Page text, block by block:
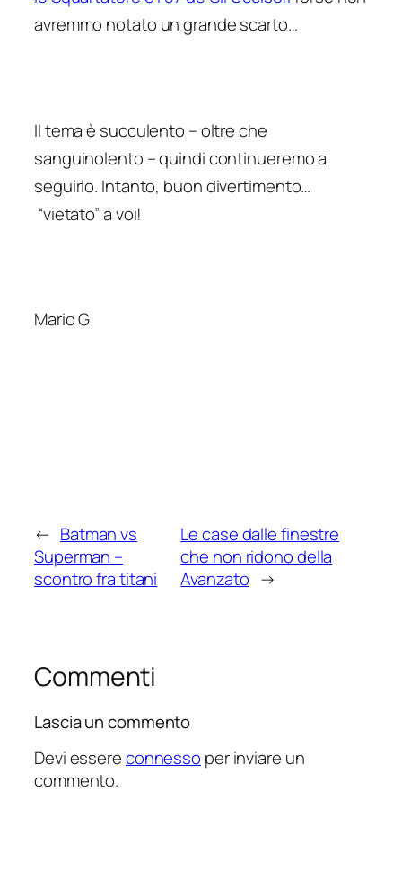
avremmo notato un grande scarto…
Il tema è succulento – oltre che
sanguinolento – quindi continueremo a
seguirlo. Intanto, buon divertimento…
“vietato” a voi!
Mario G
← Batman vs
Superman –
scontro fra titani
Le case dalle finestre
che non ridono della
Avanzato →
Commenti
Lascia un commento
Devi essereconnesso per inviare un
commento.